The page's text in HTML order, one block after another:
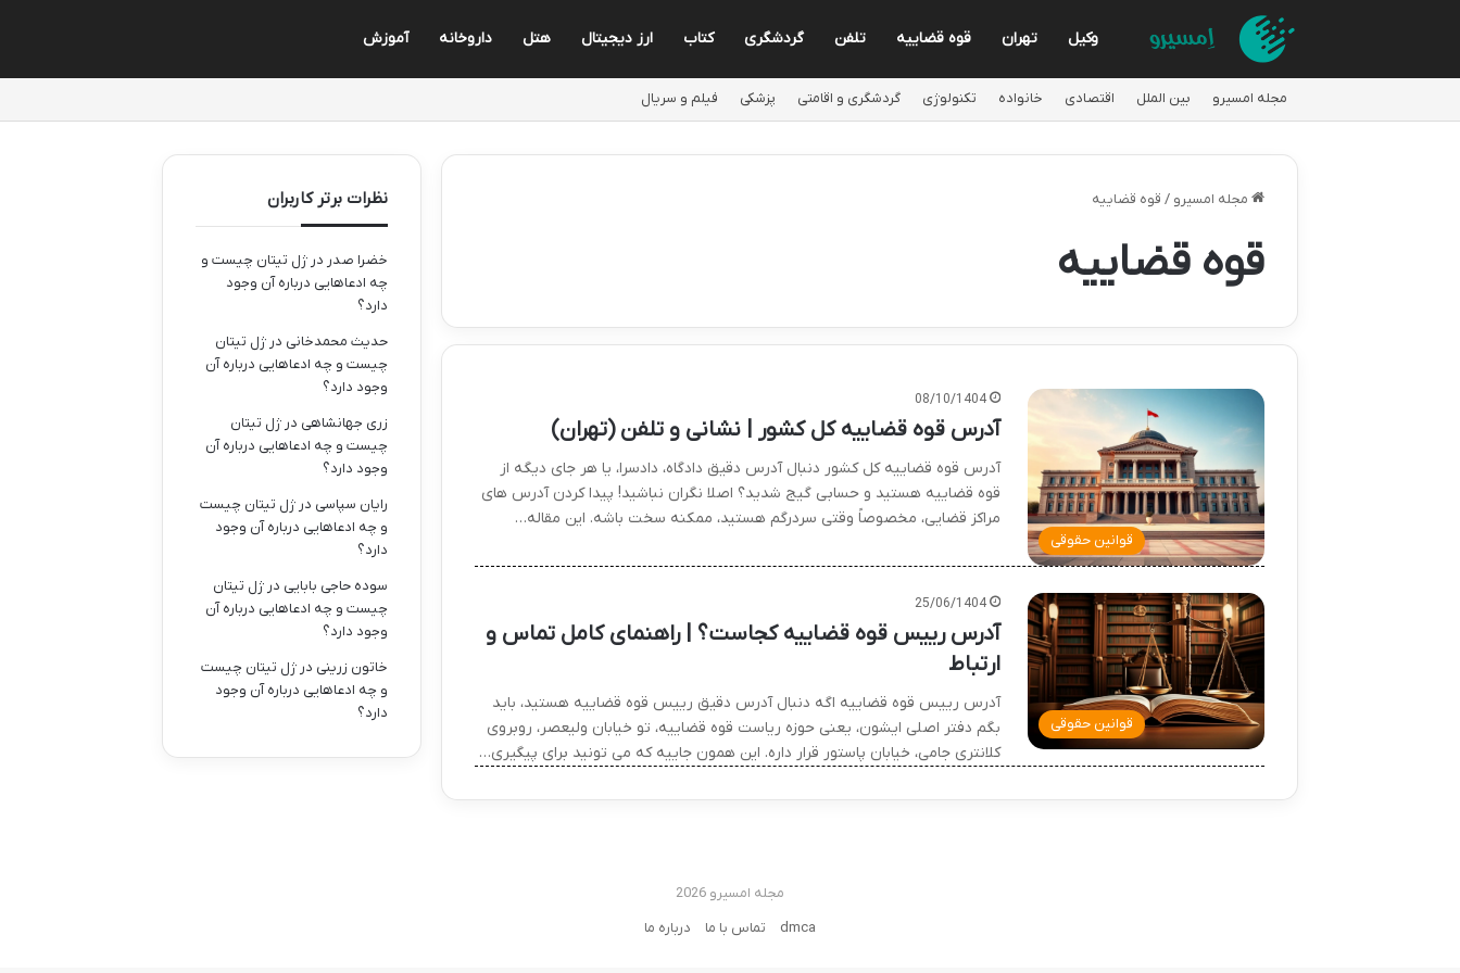
وکیل تهران قوه قضاییه تلفن گردشگری کتاب ارز دیجیتال هتل داروخانه آموزش
مجله امسیرو بین الملل اقتصادی خانواده تکنولوژی گردشگری و اقامتی پزشکی فیلم و سریال
مجله امسیرو / قوه قضاییه
قوه قضاییه
قوانین حقوقی
08/10/1404
آدرس قوه قضاییه کل کشور | نشانی و تلفن (تهران)
آدرس قوه قضاییه کل کشور دنبال آدرس دقیق دادگاه، دادسرا، یا هر جای دیگه از
قوه قضاییه هستید و حسابی گیج شدید؟ اصلا نگران نباشید! پیدا کردن آدرس های
مراکز قضایی، مخصوصاً وقتی سردرگم هستید، ممکنه سخت باشه. این مقاله…
قوانین حقوقی
25/06/1404
آدرس رییس قوه قضاییه کجاست؟ | راهنمای کامل تماس و
ارتباط
آدرس رییس قوه قضاییه اگه دنبال آدرس دقیق رییس قوه قضاییه هستید، باید
بگم دفتر اصلی ایشون، یعنی حوزه ریاست قوه قضاییه، تو خیابان ولیعصر، روبروی
کلانتری جامی، خیابان پاستور قرار داره. این همون جاییه که می تونید برای پیگیری…
نظرات برتر کاربران
خضرا صدر در ژل تیتان چیست و
چه ادعاهایی درباره آن وجود
دارد؟
حدیث محمدخانی در ژل تیتان
چیست و چه ادعاهایی درباره آن
وجود دارد؟
زری جهانشاهی در ژل تیتان
چیست و چه ادعاهایی درباره آن
وجود دارد؟
رایان سپاسی در ژل تیتان چیست
و چه ادعاهایی درباره آن وجود
دارد؟
سوده حاجی بابایی در ژل تیتان
چیست و چه ادعاهایی درباره آن
وجود دارد؟
خاتون زرینی در ژل تیتان چیست
و چه ادعاهایی درباره آن وجود
دارد؟
مجله امسیرو 2026
dmca
تماس با ما درباره ما